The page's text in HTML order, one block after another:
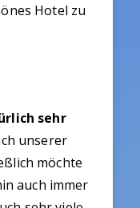
Hotel zu
sehr
unserer
möchte
auch immer